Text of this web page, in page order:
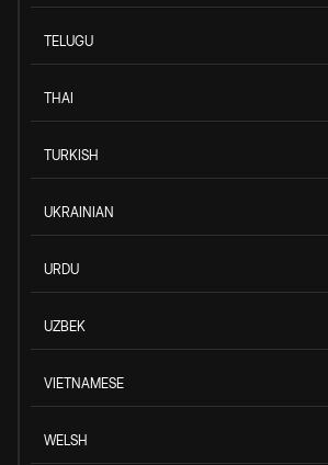
TELUGU
THAI
TURKISH
UKRAINIAN
URDU
UZBEK
VIETNAMESE
WELSH